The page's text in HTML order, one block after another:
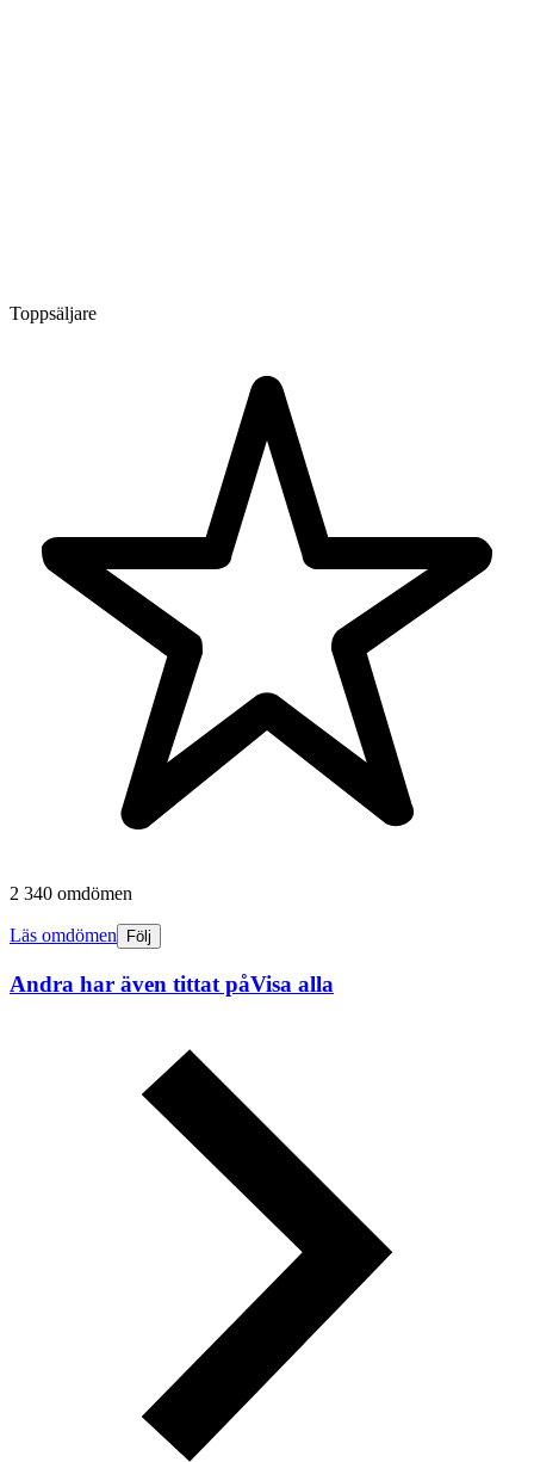
Toppsäljare
2 340 omdömen
Läs omdömen Följ
Andra har även tittat påVisa alla